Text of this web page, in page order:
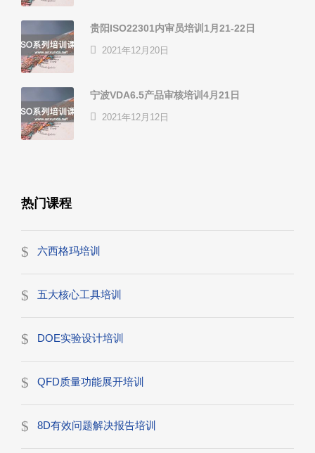
贵阳ISO22301内审员培训1月21-22日
2021年12月20日
宁波VDA6.5产品审核培训4月21日
2021年12月12日
热门课程
六西格玛培训
五大核心工具培训
DOE实验设计培训
QFD质量功能展开培训
8D有效问题解决报告培训